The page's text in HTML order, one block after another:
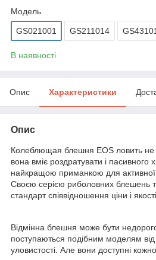
Мoдель
GS021001 GS211014
В наявності
Опис Характеристики
Опис
Колеблющая блешня EOS ловить не
вона вміє роздратувати і пасивного
найкращою приманкою для активної,
Своєю серією риболовних блешень
стандарт співвідношення ціни і
Відмінна блешня може бути
поступаються подібним моделям від
уловистості. Але вони доступні